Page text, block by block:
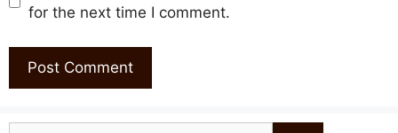
for the next time I comment.